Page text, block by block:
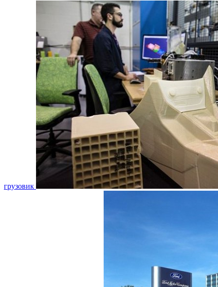
грузовик